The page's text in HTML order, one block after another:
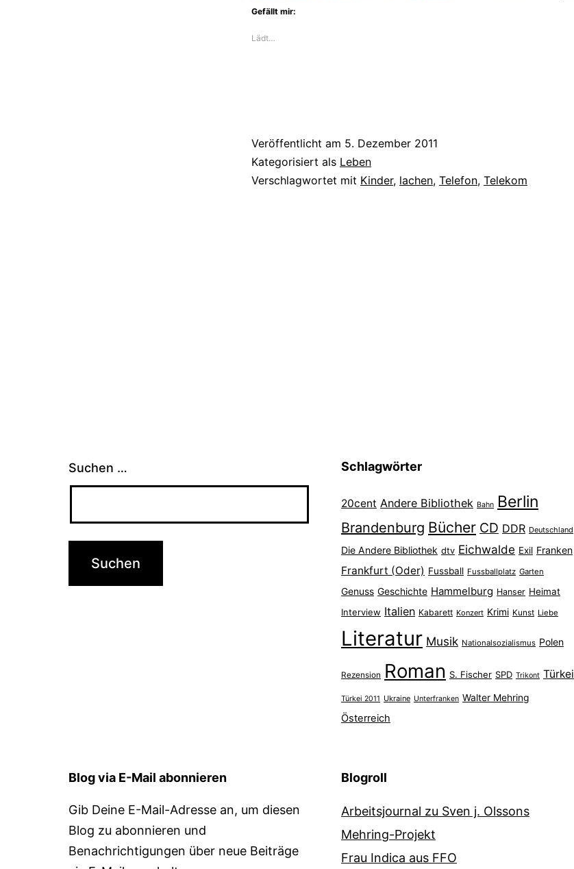
Gefällt mir:
Lädt…
Veröffentlicht am 5. Dezember 2011
Kategorisiert als Leben
Verschlagwortet mit Kinder, lachen, Telefon, Telekom
Suchen … Schlagwörter
20cent Andere Bibliothek Bahn Berlin
Brandenburg Bücher CD DDR Deutschland
Die Andere Bibliothek dtv Eichwalde Exil Franken
Frankfurt (Oder) Fussball Fussballplatz Garten
Genuss Geschichte Hammelburg Hanser Heimat
Interview Italien Kabarett Konzert Krimi Kunst Liebe
Literatur Musik Nationalsozialismus Polen
Rezension Roman S. Fischer SPD Trikont Türkei
Türkei 2011 Ukraine Unterfranken Walter Mehring
Österreich
Blog via E-Mail abonnieren
Gib Deine E-Mail-Adresse an, um diesen
Blog zu abonnieren und
Benachrichtigungen über neue Beiträge
Blogroll
Arbeitsjournal zu Sven j. Olssons
Mehring-Projekt
Frau Indica aus FFO